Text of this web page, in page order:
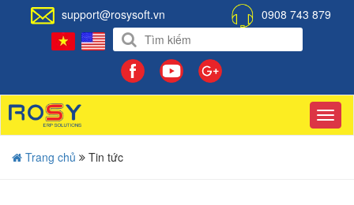
support@rosysoft.vn 0908 743 879
Trang chủ
Tin tức